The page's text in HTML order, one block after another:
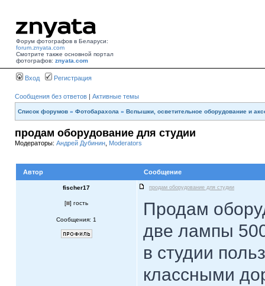
Форум фотографов в Беларуси:
forum.znyata.com
Смотрите также основной портал
фотографов: znyata.com
Вход Регистрация
Сообщения без ответов | Активные темы
Список форумов » Фотобарахола » Вспышки, осветительное оборудование и
продам оборудование для студии
Модераторы: Андрей Дубинин Moderators
Автор Сообщение
fischer17 продам оборудование для студии
[ ] гость
Сообщения: 1
Продам
две лампы
в студии
классными